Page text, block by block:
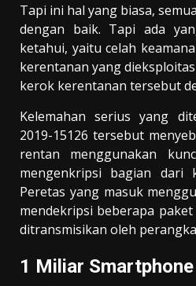
Tapi ini hal yang biasa,
dengan baik. Tapi ada
ketahui, yaitu celah
kerentanan yang
kerok kerentanan tersebut
Kelemahan serius yang
2019-15126 tersebut
rentan menggunakan
mengenkripsi bagian dari
Peretas yang masuk
mendekripsi beberapa
ditransmisikan oleh
1 Miliar Smartphone